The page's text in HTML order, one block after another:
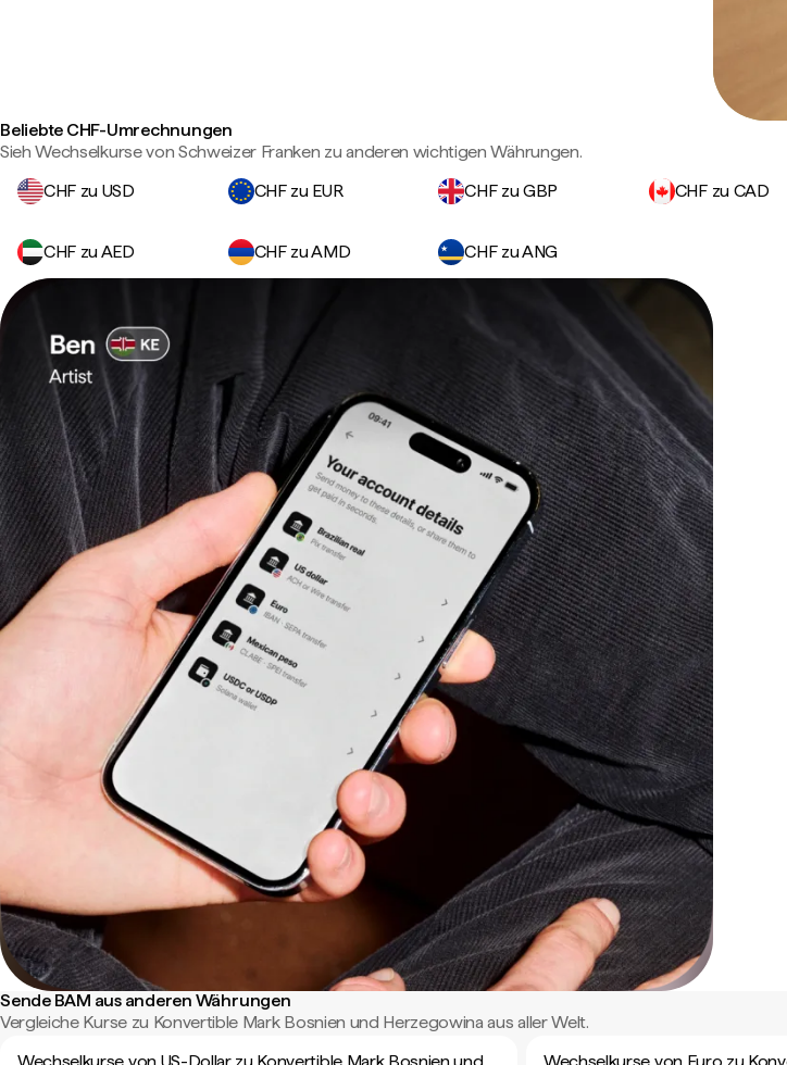
Beliebte CHF-Umrechnungen
Sieh Wechselkurse von Schweizer Franken zu anderen wichtigen Währungen.
CHF zu USD
CHF zu EUR CHF zu GBP CHF zu CAD
CHF zu AED CHF zu AMD CHF zu ANG
Sende BAM aus anderen Währungen
Vergleiche Kurse zu Konvertible Mark Bosnien und Herzegowina aus aller Welt.